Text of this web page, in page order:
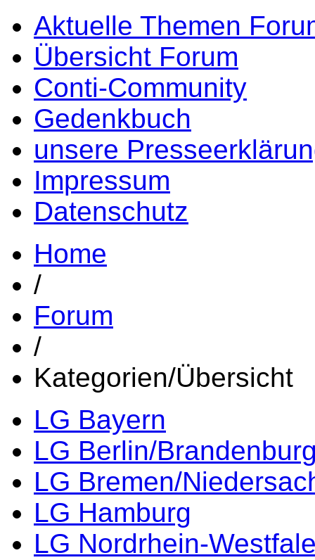
Aktuelle Themen
Übersicht Forum
Conti-Community
Gedenkbuch
unsere
Impressum
Datenschutz
Home
/
Forum
/
Kategorien/Übersicht
LG Bayern
LG Berlin/
LG Bremen/
LG Hamburg
LG Nordrhein-